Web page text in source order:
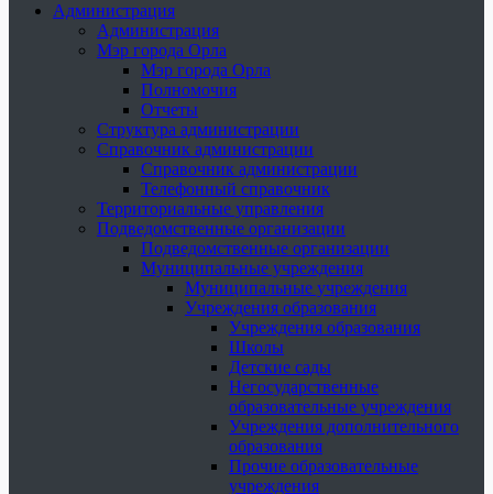
Администрация
Администрация
Мэр города Орла
Мэр города Орла
Полномочия
Отчеты
Структура администрации
Справочник администрации
Справочник администрации
Телефонный справочник
Территориальные управления
Подведомственные организации
Подведомственные организации
Муниципальные учреждения
Муниципальные учреждения
Учреждения образования
Учреждения образования
Школы
Детские сады
Негосударственные
образовательные учреждения
Учреждения дополнительного
образования
Прочие образовательные
учреждения